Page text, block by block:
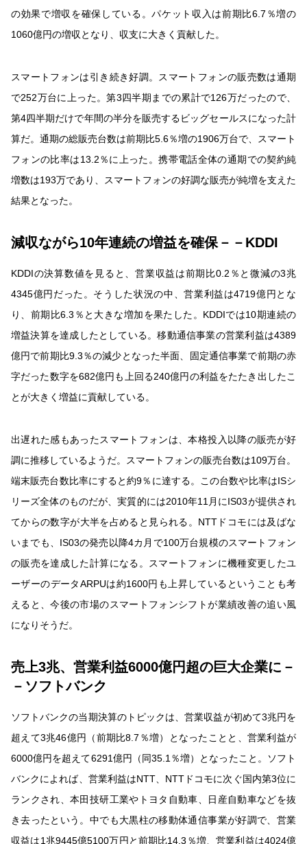
の効果で増収を確保している。パケット収入は前期比6.7％増の
1060億円の増収となり、収支に大きく貢献した。
スマートフォンは引き続き好調。スマートフォンの販売数は通期
で252万台に上った。第3四半期までの累計で126万だったので、
第4四半期だけで年間の半分を販売するビッグセールスになった計
算だ。通期の総販売台数は前期比5.6％増の1906万台で、スマート
フォンの比率は13.2％に上った。携帯電話全体の通期での契約純
増数は193万であり、スマートフォンの好調な販売が純増を支えた
結果となった。
減収ながら10年連続の増益を確保－－KDDI
KDDIの決算数値を見ると、営業収益は前期比0.2％と微減の3兆
4345億円だった。そうした状況の中、営業利益は4719億円とな
り、前期比6.3％と大きな増加を果たした。KDDIでは10期連続の
増益決算を達成したとしている。移動通信事業の営業利益は4389
億円で前期比9.3％の減少となった半面、固定通信事業で前期の赤
字だった数字を682億円も上回る240億円の利益をたたき出したこ
とが大きく増益に貢献している。
出遅れた感もあったスマートフォンは、本格投入以降の販売が好
調に推移しているようだ。スマートフォンの販売台数は109万台。
端末販売台数比率にすると約9％に達する。この台数や比率はISシ
リーズ全体のものだが、実質的には2010年11月にIS03が提供され
てからの数字が大半を占めると見られる。NTTドコモには及ばな
いまでも、IS03の発売以降4カ月で100万台規模のスマートフォン
の販売を達成した計算になる。スマートフォンに機種変更したユ
ーザーのデータARPUは約1600円も上昇しているということも考
えると、今後の市場のスマートフォンシフトが業績改善の追い風
になりそうだ。
売上3兆、営業利益6000億円超の巨大企業に－
－ソフトバンク
ソフトバンクの当期決算のトピックは、営業収益が初めて3兆円を
超えて3兆46億円（前期比8.7％増）となったことと、営業利益が
6000億円を超えて6291億円（同35.1％増）となったこと。ソフト
バンクによれば、営業利益はNTT、NTTドコモに次ぐ国内第3位に
ランクされ、本田技研工業やトヨタ自動車、日産自動車などを抜
き去ったという。中でも大黒柱の移動体通信事業が好調で、営業
収益は1兆9445億5100万円と前期比14.3％増、営業利益は4024億